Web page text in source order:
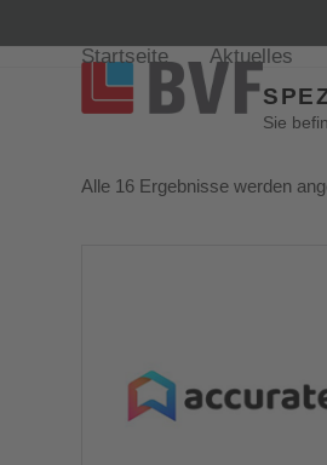
Startseite Aktuelles
Sie
Alle 16 Ergebnisse werden